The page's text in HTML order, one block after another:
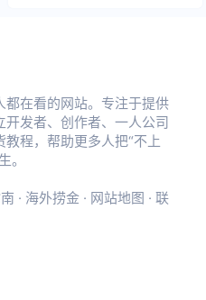
在看的网站。专注于提供
发者、创作者、一人公司
程，帮助更多人把“不上
。
· 海外捞金 · 网站地图 · 联